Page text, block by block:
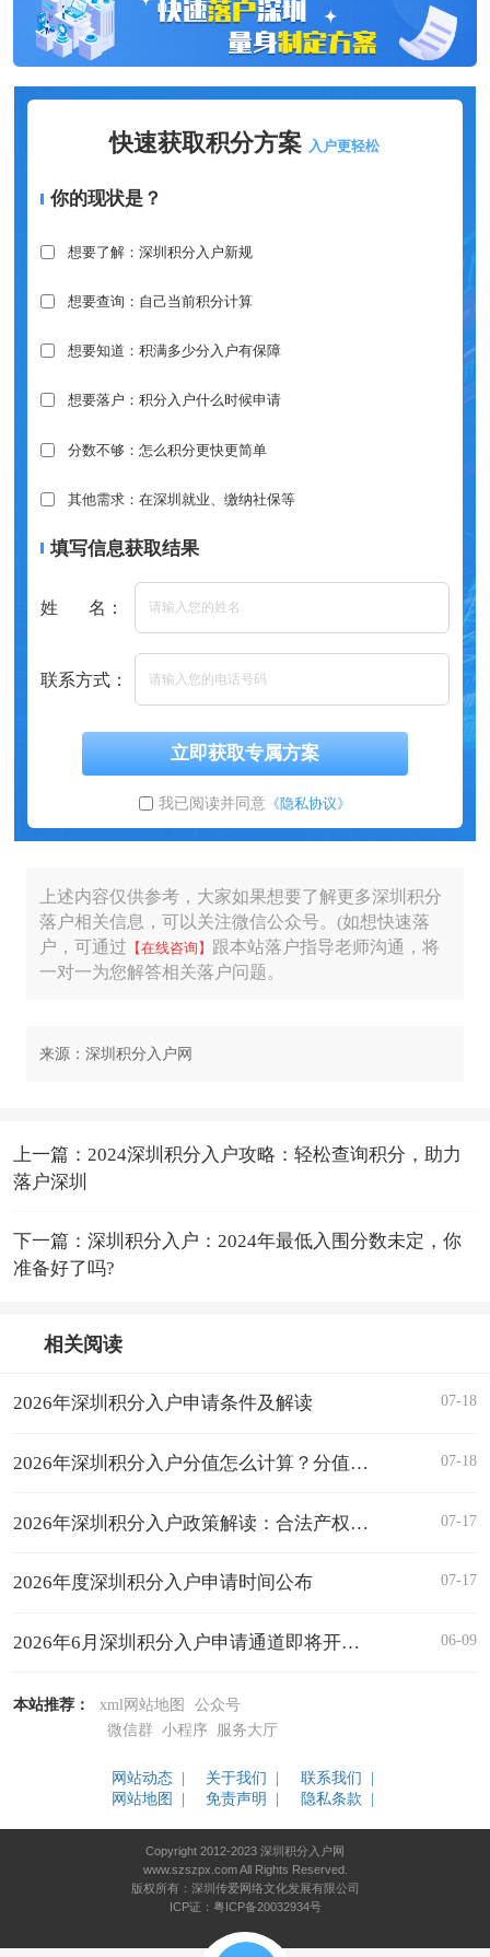
快速获取积分方案 入户更轻松
你的现状是？
想要了解：深圳积分入户新规
想要查询：自己当前积分计算
想要知道：积满多少分入户有保障
想要落户：积分入户什么时候申请
分数不够：怎么积分更快更简单
其他需求：在深圳就业、缴纳社保等
填写信息获取结果
姓 名：
联系方式：
立即获取专属方案
我已阅读并同意 《隐私协议》
上述内容仅供参考，大家如果想要了解更多深圳积分
落户相关信息，可以关注微信公众号。(如想快速落
户，可通过 【在线咨询】 跟本站落户指导老师沟通，将
一对一为您解答相关落户问题。
来源：深圳积分入户网
上一篇：2024深圳积分入户攻略：轻松查询积分，助力
落户深圳
下一篇：深圳积分入户：2024年最低入围分数未定，你
准备好了吗?
相关阅读
2026年深圳积分入户申请条件及解读 07-18
2026年深圳积分入户分值怎么计算？分值表汇总！ 07-18
2026年深圳积分入户政策解读：合法产权住房 07-17
2026年度深圳积分入户申请时间公布 07-17
2026年6月深圳积分入户申请通道即将开启，抓紧查房产积分！ 06-09
本站推荐： xml网站地图
公众号
微信群 小程序 服务大厅
网站动态 | 关于我们 |
联系我们 |
网站地图 |
免责声明 | 隐私条款 |
Copyright 2012-2023 深圳积分入户网
www.szszpx.com All Rights Reserved.
版权所有：深圳传爱网络文化发展有限公司
ICP证：粤ICP备20032934号